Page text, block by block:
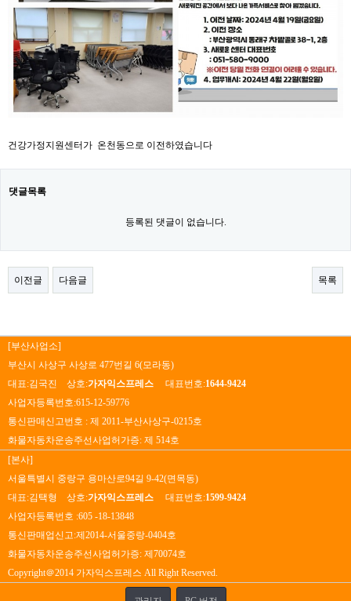
건강가정지원센터가 온천동으로 이전하였습니다
댓글목록
등록된 댓글이 없습니다.
이전글 다음글 목록
[부산사업소]
부산시 사상구 사상로 477번길 6(모라동)
대표:김국진 상호:가자익스프레스 대표번호:1644-9424
사업자등록번호:615-12-59776
통신판매신고번호 : 제 2011-부산사상구-0215호
화물자동차운송주선사업허가증: 제 514호
[본사]
서울특별시 중랑구 용마산로94길 9-42(면목동)
대표:김택형 상호:가자익스프레스 대표번호:1599-9424
사업자등록번호 :605 -18-13848
통신판매업신고:제2014-서울중랑-0404호
화물자동차운송주선사업허가증: 제70074호
Copyright＠2014 가자익스프레스 All Right Reserved.